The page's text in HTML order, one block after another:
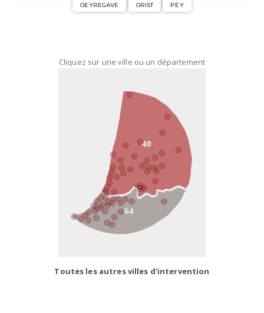
OEYREGAVE
ORIST PEY
Cliquez sur une ville ou un département
64
40
Toutes les autres villes d'intervention